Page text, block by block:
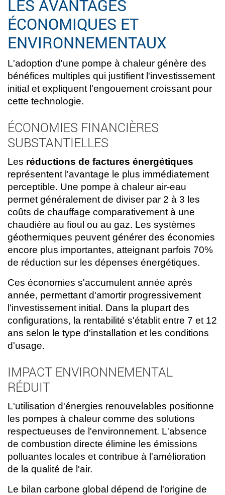
LES AVANTAGES
ÉCONOMIQUES ET
ENVIRONNEMENTAUX
L'adoption d'une pompe à chaleur génère des
bénéfices multiples qui justifient l'investissement
initial et expliquent l'engouement croissant pour
cette technologie.
ÉCONOMIES FINANCIÈRES
SUBSTANTIELLES
Les réductions de factures énergétiques
représentent l'avantage le plus immédiatement
perceptible. Une pompe à chaleur air-eau
permet généralement de diviser par 2 à 3 les
coûts de chauffage comparativement à une
chaudière au fioul ou au gaz. Les systèmes
géothermiques peuvent générer des économies
encore plus importantes, atteignant parfois 70%
de réduction sur les dépenses énergétiques.
Ces économies s'accumulent année après
année, permettant d'amortir progressivement
l'investissement initial. Dans la plupart des
configurations, la rentabilité s'établit entre 7 et 12
ans selon le type d'installation et les conditions
d'usage.
IMPACT ENVIRONNEMENTAL
RÉDUIT
L'utilisation d'énergies renouvelables positionne
les pompes à chaleur comme des solutions
respectueuses de l'environnement. L'absence
de combustion directe élimine les émissions
polluantes locales et contribue à l'amélioration
de la qualité de l'air.
Le bilan carbone global dépend de l'origine de